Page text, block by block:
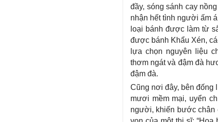
đầy, sóng sánh cay
nhận hết tình người ấm
loại bánh được làm từ
được bánh Khẩu Xén,
lựa chọn nguyên liệu
thơm ngát và đậm đà
đậm đà.
Cũng nơi đây, bên đống
mươi mềm mại, uyển
người, khiến bước chân